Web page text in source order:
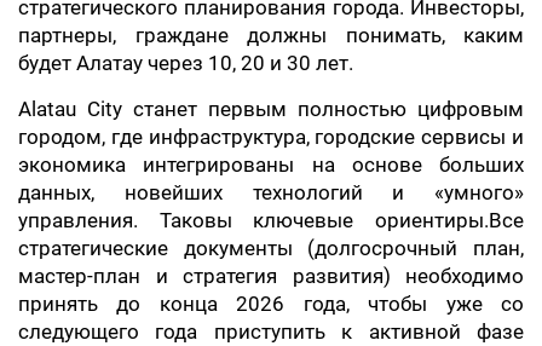
стратегического планирования города. Инвесторы,
партнеры, граждане должны понимать, каким
будет Алатау через 10, 20 и 30 лет.
Alatau City станет первым полностью цифровым
городом, где инфраструктура, городские сервисы и
экономика интегрированы на основе больших
данных, новейших технологий и «умного»
управления. Таковы ключевые ориентиры.Все
стратегические документы (долгосрочный план,
мастер-план и стратегия развития) необходимо
принять до конца 2026 года, чтобы уже со
следующего года приступить к активной фазе